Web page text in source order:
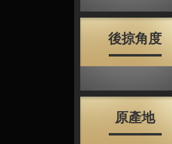
後掠角度
原產地